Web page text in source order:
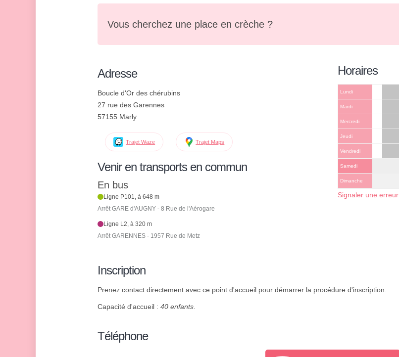
Vous cherchez une place en crèche ?
Adresse
Boucle d'Or des chérubins
27 rue des Garennes
57155 Marly
Trajet Waze Trajet Maps
Venir en transports en commun
En bus
Ligne P101, à 648 m
Arrêt GARE d'AUGNY - 8 Rue de l'Aérogare
Ligne L2, à 320 m
Arrêt GARENNES - 1957 Rue de Metz
Horaires
Lundi
Mardi
Mercredi
Jeudi
Vendredi
Samedi
Dimanche
Signaler une erreur
Inscription
Prenez contact directement avec ce point d'accueil pour démarrer la procédure d'inscription.
Capacité d'accueil : 40 enfants.
Téléphone